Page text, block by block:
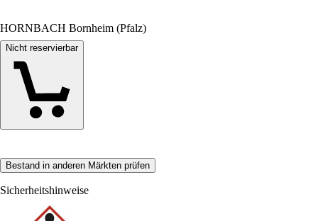
HORNBACH Bornheim (Pfalz)
Nicht reservierbar
Bestand in anderen Märkten prüfen
Sicherheitshinweise